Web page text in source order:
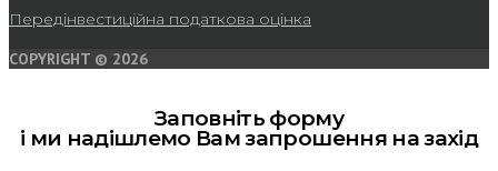
Передінвестиційна податкова оцінка
COPYRIGHT © 2026
Заповніть форму
і ми надішлемо Вам запрошення на захід